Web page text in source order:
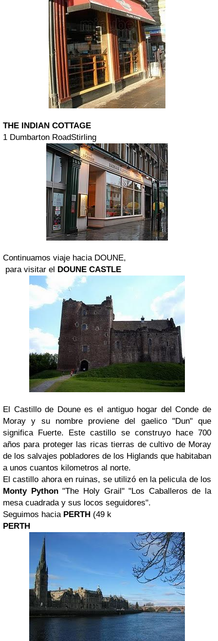
THE INDIAN COTTAGE
1 Dumbarton RoadStirling
Continuamos viaje hacia DOUNE,
para visitar el DOUNE CASTLE
El Castillo de Doune es el antiguo hogar del Conde de
Moray y su nombre proviene del gaelico "Dun" que
significa Fuerte. Este castillo se construyo hace 700
años para proteger las ricas tierras de cultivo de Moray
de los salvajes pobladores de los Higlands que habitaban
a unos cuantos kilometros al norte.
El castillo ahora en ruinas, se utilizó en la pelicula de los
Monty Python"The Holy Grail" "Los Caballeros de la
mesa cuadrada y sus locos seguidores".
Seguimos hacia PERTH (49 k
PERTH